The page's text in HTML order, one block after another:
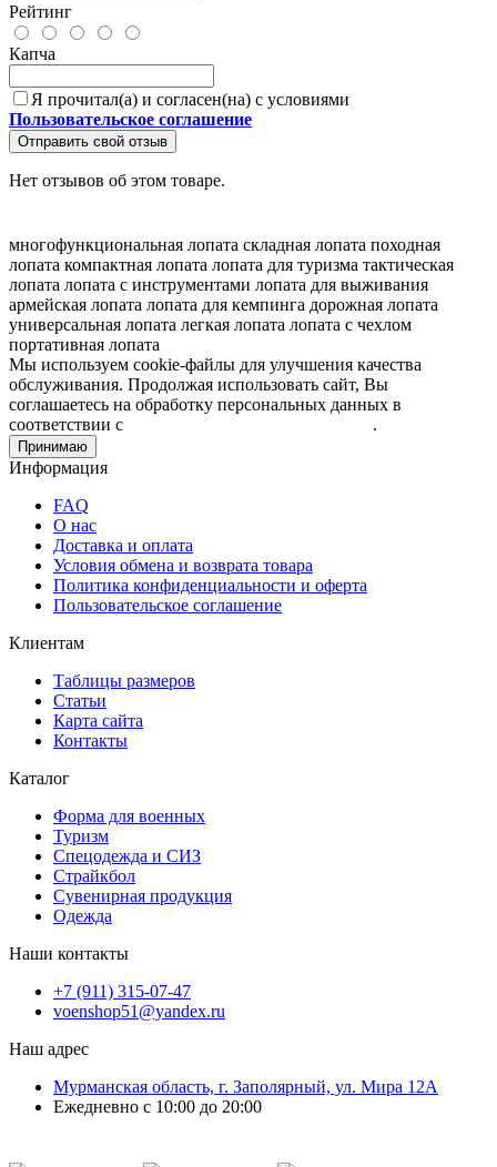
Рейтинг
Капча
Я прочитал(а) и согласен(на) с условиями
Пользовательское соглашение
Отправить свой отзыв
Нет отзывов об этом товаре.
многофункциональная лопата складная лопата походная
лопата компактная лопата лопата для туризма тактическая
лопата лопата с инструментами лопата для выживания
армейская лопата лопата для кемпинга дорожная лопата
универсальная лопата легкая лопата лопата с чехлом
портативная лопата
Мы используем cookie-файлы для улучшения качества
обслуживания. Продолжая использовать сайт, Вы
соглашаетесь на обработку персональных данных в
соответствии с
.
Принимаю
Информация
FAQ
О нас
Доставка и оплата
Условия обмена и возврата товара
Политика конфиденциальности и оферта
Пользовательское соглашение
Клиентам
Таблицы размеров
Статьи
Карта сайта
Контакты
Каталог
Форма для военных
Туризм
Спецодежда и СИЗ
Страйкбол
Сувенирная продукция
Одежда
Наши контакты
+7 (911) 315-07-47
voenshop51@yandex.ru
Наш адрес
Мурманская область, г. Заполярный, ул. Мира 12А
Ежедневно с 10:00 до 20:00